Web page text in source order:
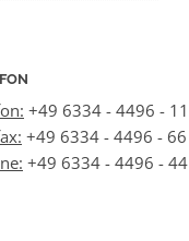
+49 6334 - 4496 - 11
+49 6334 - 4496 - 66
+49 6334 - 4496 - 44